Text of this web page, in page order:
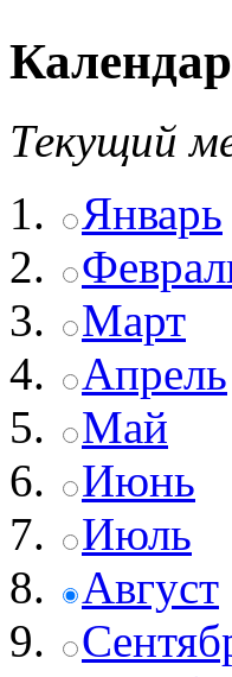
Текущий
Январь
Март
Апрель
Май
Июнь
Июль
Август